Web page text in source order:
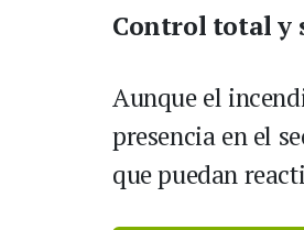
Control total y
Aunque el
presencia en el
que puedan